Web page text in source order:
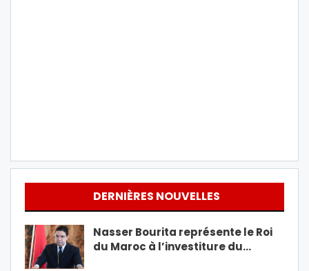
DERNIÈRES NOUVELLES
Nasser Bourita représente le Roi
du Maroc à l’investiture du…